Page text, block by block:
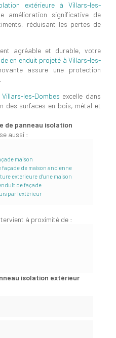
extérieure à Villars-les-
amélioration significative de
réduisant les pertes de
agréable et durable, votre
en enduit projeté à Villars-les-
assure une protection
les-Dombes excelle dans
des surfaces en bois, métal et
de panneau isolation
aussi :
maison
façade de maison ancienne
extérieure d'une maison
de façade
par l'extérieur
à proximité de :
isolation extérieur